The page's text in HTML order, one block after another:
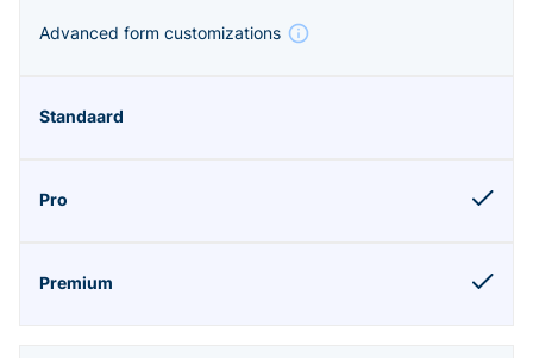
Advanced form customizations